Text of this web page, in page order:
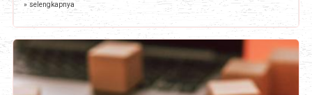
» selengkapnya